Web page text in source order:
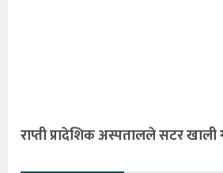
राप्ती प्रादेशिक अस्पतालले सटर खाली